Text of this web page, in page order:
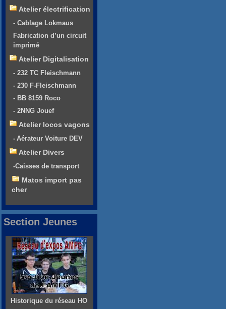
Atelier électrification
- Cablage Lokmaus
Fabrication d’un circuit
imprimé
Atelier Digitalisation
- 232 TC Fleischmann
- 230 F-Fleischmann
- BB 8159 Roco
- 2NNG Jouef
Atelier locos vagons
- Aérateur Voiture DEV
Atelier Divers
-Caisses de transport
Matos import pas
cher
Section Jeunes
Historique du réseau HO